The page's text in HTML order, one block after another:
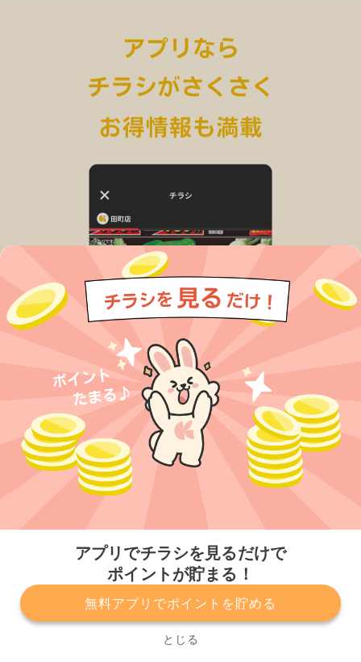
アプリでチラシを見るだけで
ポイントが貯まる！
無料アプリでポイントを貯める
とじる
プライバシーポリシー 利用規約
運営会社
サービスに関してのお問い合わせ